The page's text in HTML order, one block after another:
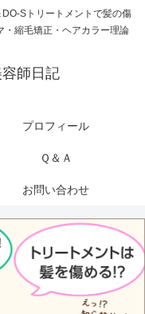
Sトリートメントで髪の傷
・縮毛矯正・ヘアカラー理論
師日記
プロフィール
Ｑ＆Ａ
お問い合わせ